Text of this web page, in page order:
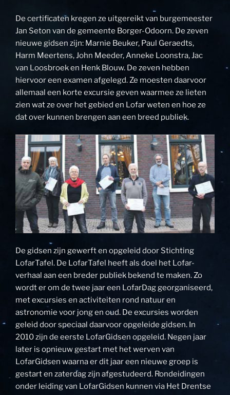
De certificaten kregen ze uitgereikt van burgemeester
Jan Seton van de gemeente Borger-Odoorn. De zeven
nieuwe gidsen zijn: Marnie Beuker, Paul Geraedts,
Harm Meertens, John Meeder, Anneke Loonstra, Jac
van Loosbroek en Henk Blouw. De zeven hebben
hiervoor een examen afgelegd. Ze moesten daarvoor
allemaal een korte excursie geven waarmee ze lieten
zien wat ze over het gebied en Lofar weten en hoe ze
dat over kunnen brengen aan een breed publiek.
De gidsen zijn gewerft en opgeleid door Stichting
LofarTafel. De LofarTafel heeft als doel het Lofar-
verhaal aan een breder publiek bekend te maken. Zo
wordt er om de twee jaar een LofarDag georganiseerd,
met excursies en activiteiten rond natuur en
astronomie voor jong en oud. De excursies worden
geleid door speciaal daarvoor opgeleide gidsen. In
2010 zijn de eerste LofarGidsen opgeleid. Negen jaar
later is opnieuw gestart met het werven van
LofarGidsen waarna er dit jaar een nieuwe groep is
gestart en zaterdag zijn afgestudeerd. Rondeidingen
onder leiding van LofarGidsen kunnen via Het Drentse